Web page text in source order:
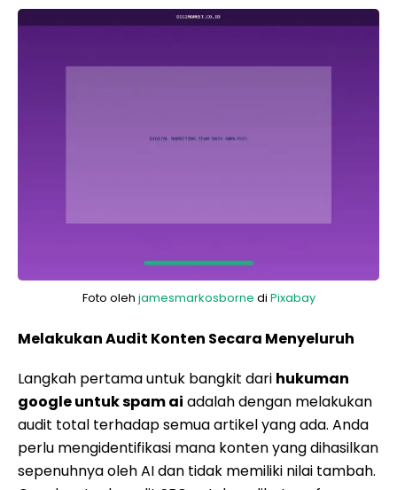
Foto oleh jamesmarkosborne di Pixabay
Melakukan Audit Konten Secara Menyeluruh
Langkah pertama untuk bangkit dari hukuman
google untuk spam ai adalah dengan melakukan
audit total terhadap semua artikel yang ada. Anda
perlu mengidentifikasi mana konten yang dihasilkan
sepenuhnya oleh AI dan tidak memiliki nilai tambah.